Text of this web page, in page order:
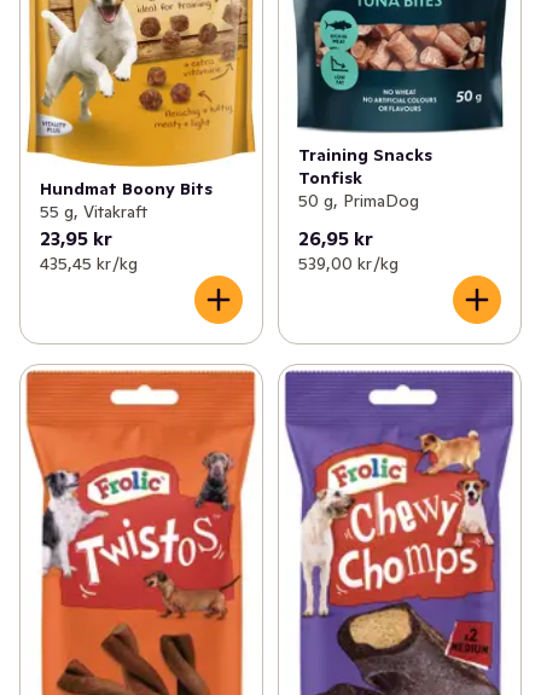
Hundmat Boony Bits
55 g, Vitakraft
23,95 kr
435,45 kr /kg
Training Snacks
Tonfisk
50 g, PrimaDog
26,95 kr
539,00 kr /kg